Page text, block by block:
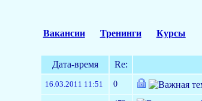
Вакансии Тренинги Курсы
Дата-время Re:
16.03.2011 11:51 0